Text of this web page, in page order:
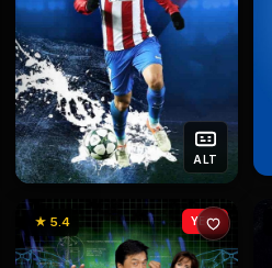
ALT
★ 5.4 YENİ